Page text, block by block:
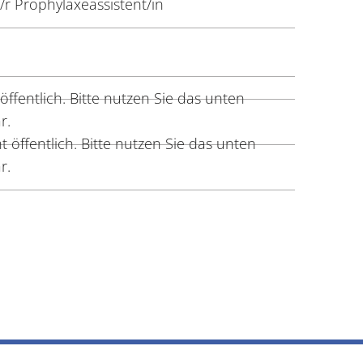
Bitte nutzen Sie das unten
öffentlich. Bitte nutzen Sie das unten